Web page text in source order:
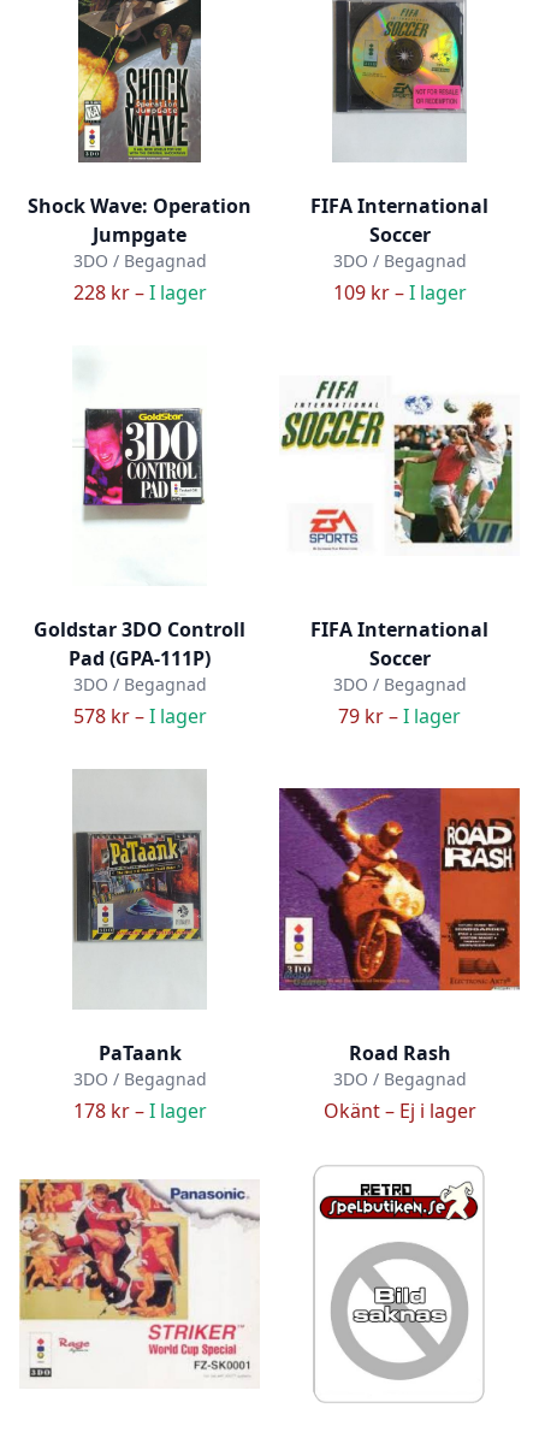
Shock Wave: Operation
Jumpgate
3DO / Begagnad
228 kr –I lager
FIFA International
Soccer
3DO / Begagnad
109 kr –I lager
Goldstar 3DO Controll
Pad (GPA-111P)
3DO / Begagnad
578 kr –I lager
FIFA International
Soccer
3DO / Begagnad
79 kr –I lager
PaTaank
3DO / Begagnad
178 kr –I lager
Road Rash
3DO / Begagnad
Okänt – Ej i lager